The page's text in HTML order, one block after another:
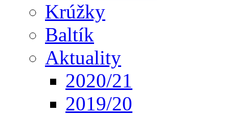
Krúžky
Baltík
Aktuality
2020/21
2019/20